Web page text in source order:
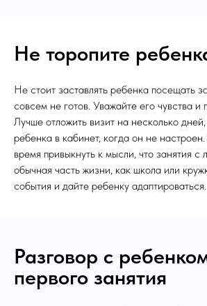
Не торопите
Не стоит заставлять ребенка посещать
совсем не готов. Уважайте его чувства и
Лучше отложить визит на несколько
ребенка в кабинет, когда он не
время привыкнуть к мысли, что занятия с
обычная часть жизни, как школа или
события и дайте ребенку адаптироваться.
Разговор с
первого занятия